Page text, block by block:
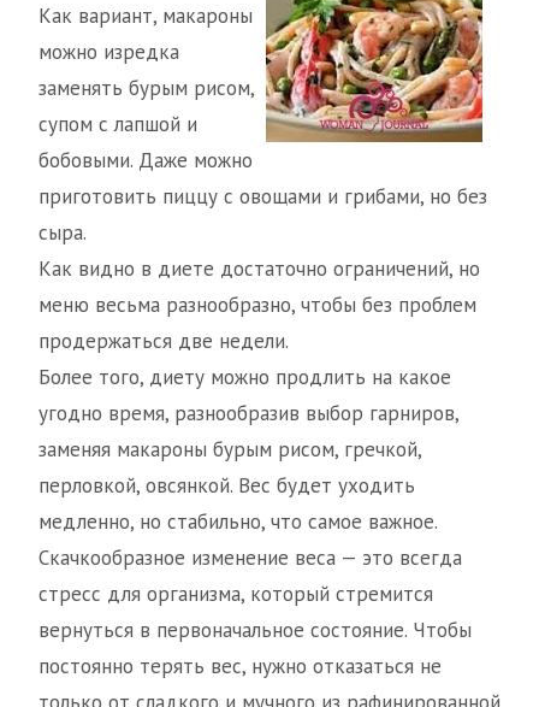
Как вариант, макароны
можно изредка
заменять бурым рисом,
супом с лапшой и
бобовыми. Даже можно
приготовить пиццу с овощами и грибами, но без
сыра.
Как видно в диете достаточно ограничений, но
меню весьма разнообразно, чтобы без проблем
продержаться две недели.
Более того, диету можно продлить на какое
угодно время, разнообразив выбор гарниров,
заменяя макароны бурым рисом, гречкой,
перловкой, овсянкой. Вес будет уходить
медленно, но стабильно, что самое важное.
Скачкообразное изменение веса — это всегда
стресс для организма, который стремится
вернуться в первоначальное состояние. Чтобы
постоянно терять вес, нужно отказаться не